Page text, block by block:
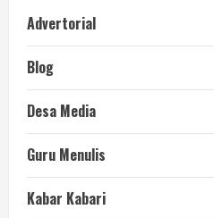
Advertorial
Blog
Desa Media
Guru Menulis
Kabar Kabari